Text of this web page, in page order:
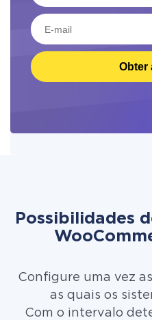
Obter
Possibilidades
Configure uma vez
as quais os
Com o intervalo